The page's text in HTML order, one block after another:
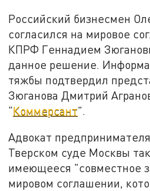
Российский бизнесмен
согласился на мировое
КПРФ Геннадием
данное решение.
тяжбы подтвердил
Зюганова Дмитрий
"Коммерсант".
Адвокат
Тверском суде Москвы
имеющееся "совместное
мировом соглашении,